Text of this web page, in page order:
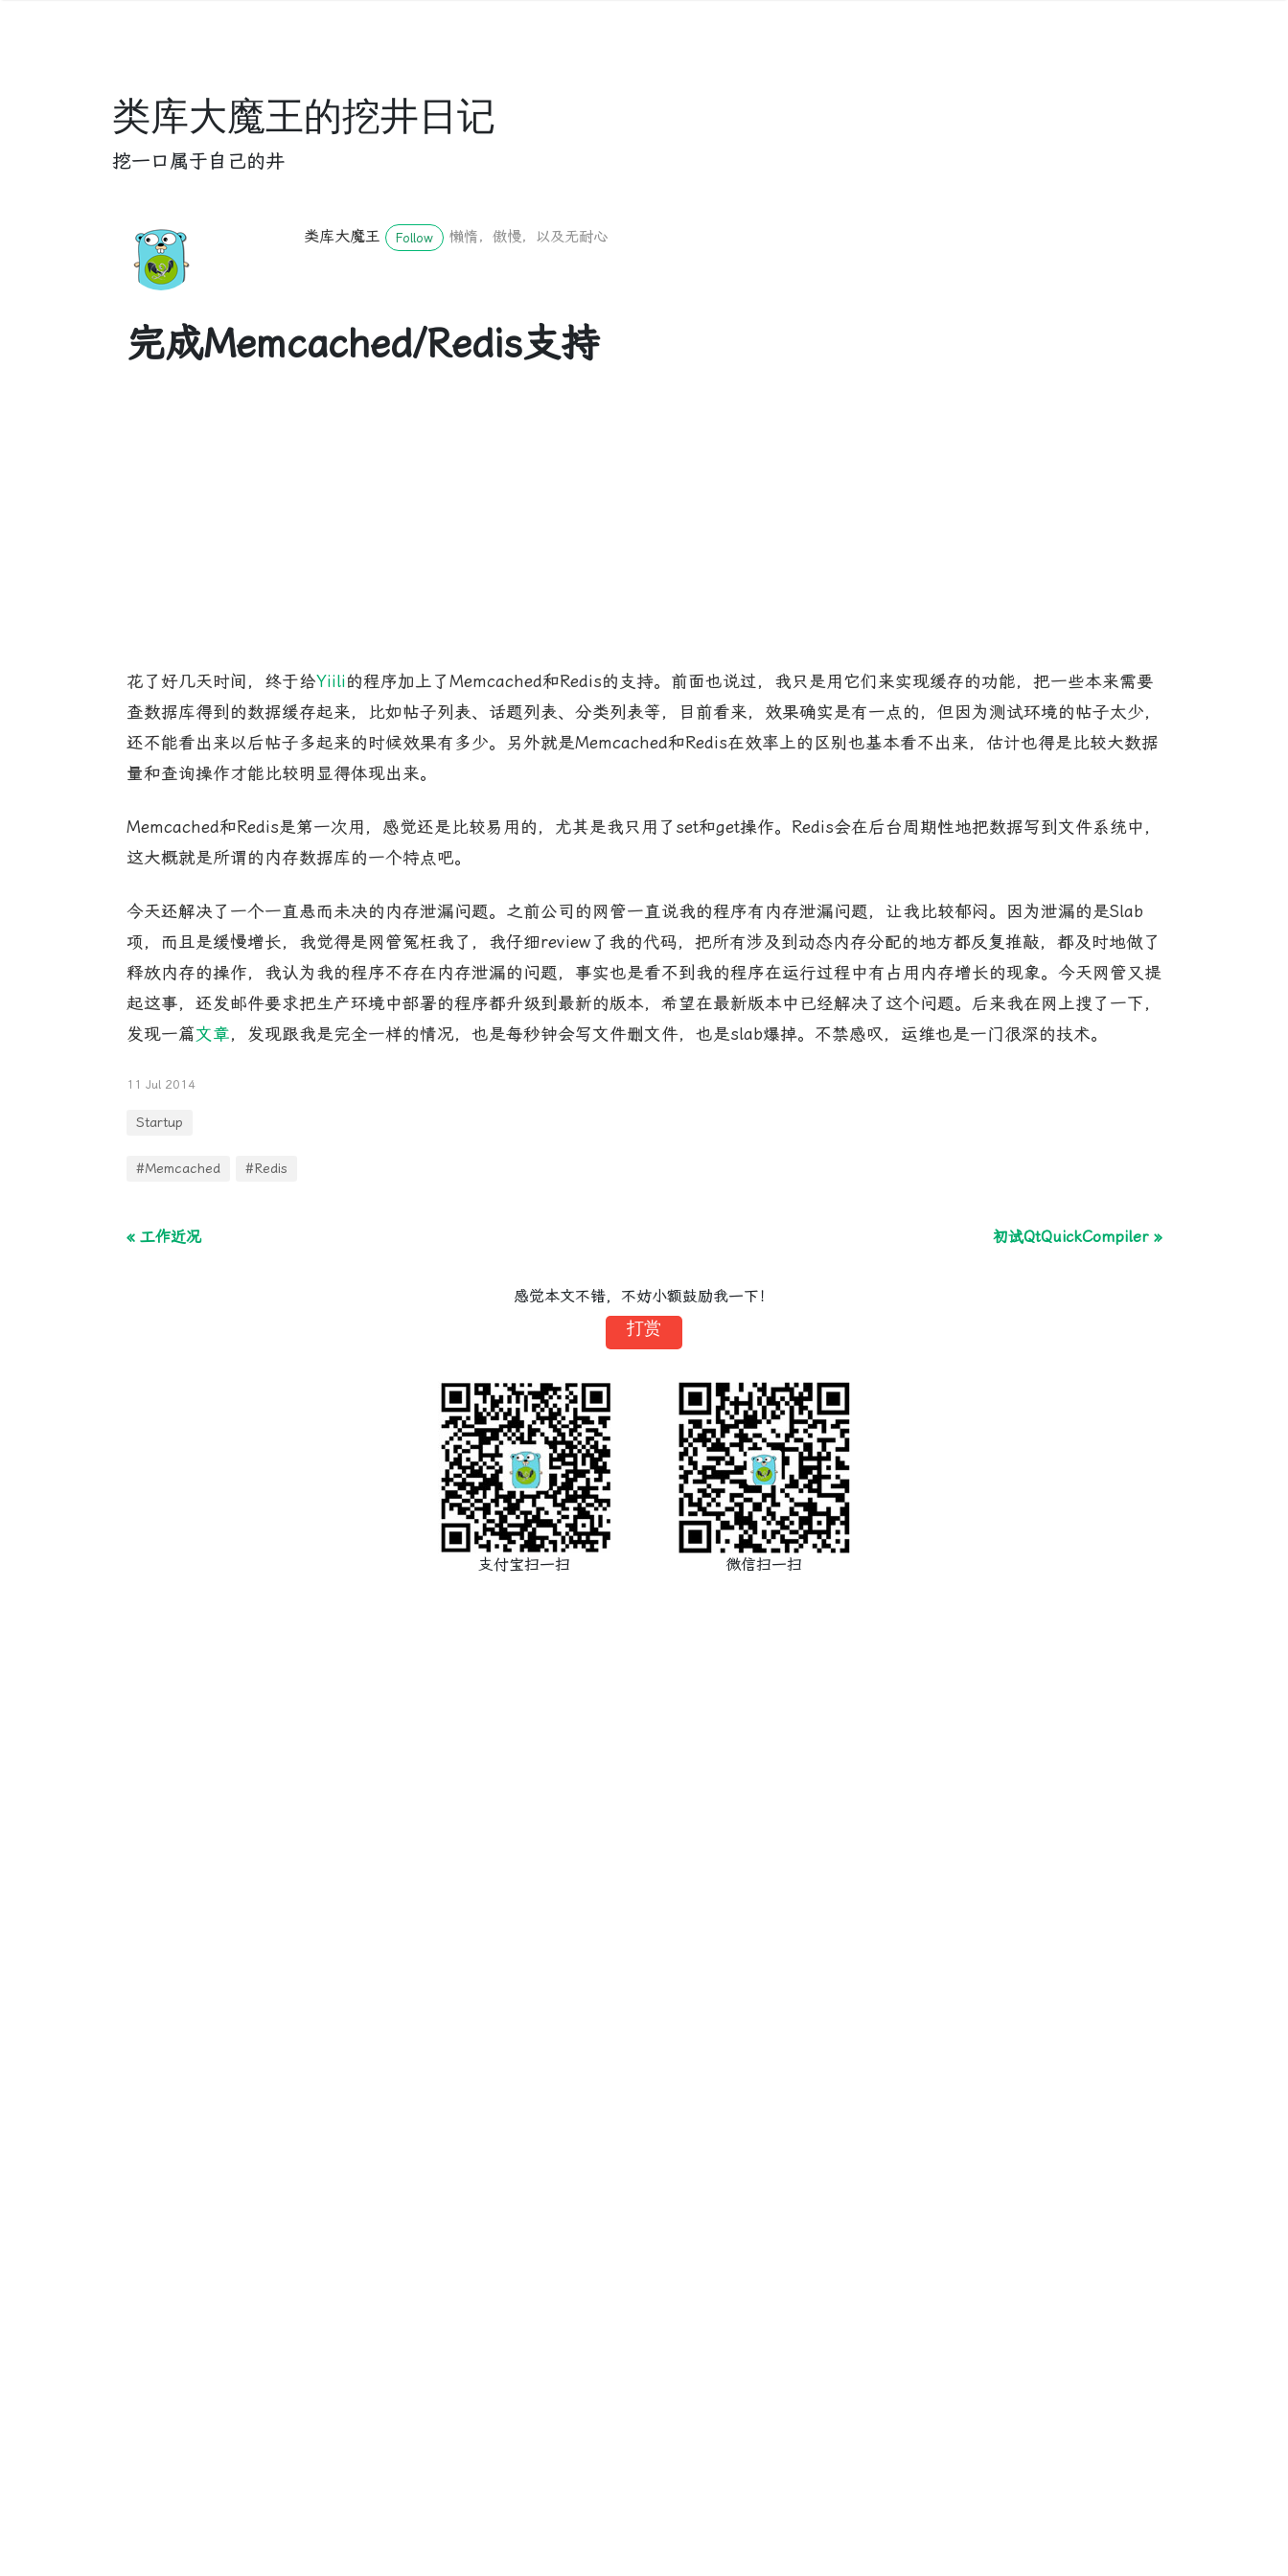
类库大魔王的挖井日记
挖一口属于自己的井
类库大魔王 Follow 懒惰，傲慢，以及无耐心
完成Memcached/Redis支持
花了好几天时间，终于给Yiili的程序加上了Memcached和Redis的支持。前面也说过，我只是用它们来实现缓存的功能，把一些本来需要
查数据库得到的数据缓存起来，比如帖子列表、话题列表、分类列表等，目前看来，效果确实是有一点的，但因为测试环境的帖子太少，
还不能看出来以后帖子多起来的时候效果有多少。另外就是Memcached和Redis在效率上的区别也基本看不出来，估计也得是比较大数据
量和查询操作才能比较明显得体现出来。
Memcached和Redis是第一次用，感觉还是比较易用的，尤其是我只用了set和get操作。Redis会在后台周期性地把数据写到文件系统中，
这大概就是所谓的内存数据库的一个特点吧。
今天还解决了一个一直悬而未决的内存泄漏问题。之前公司的网管一直说我的程序有内存泄漏问题，让我比较郁闷。因为泄漏的是Slab
项，而且是缓慢增长，我觉得是网管冤枉我了，我仔细review了我的代码，把所有涉及到动态内存分配的地方都反复推敲，都及时地做了
释放内存的操作，我认为我的程序不存在内存泄漏的问题，事实也是看不到我的程序在运行过程中有占用内存增长的现象。今天网管又提
起这事，还发邮件要求把生产环境中部署的程序都升级到最新的版本，希望在最新版本中已经解决了这个问题。后来我在网上搜了一下，
发现一篇文章，发现跟我是完全一样的情况，也是每秒钟会写文件删文件，也是slab爆掉。不禁感叹，运维也是一门很深的技术。
11 Jul 2014
Startup
#Memcached #Redis
« 工作近况 初试QtQuickCompiler »
感觉本文不错，不妨小额鼓励我一下！
打赏
支付宝扫一扫 微信扫一扫